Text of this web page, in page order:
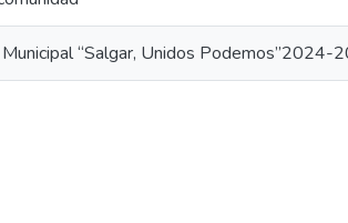
“Salgar, Unidos Podemos”2024-